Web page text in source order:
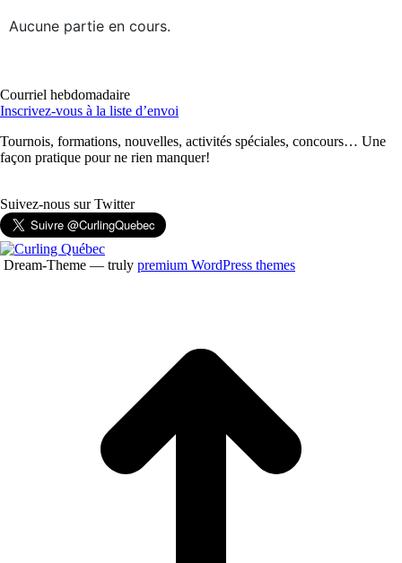
Aucune partie en cours.
Courriel hebdomadaire
Inscrivez-vous à la liste d’envoi
Tournois, formations, nouvelles, activités spéciales, concours… Une
façon pratique pour ne rien manquer!
Suivez-nous sur Twitter
Dream-Theme — truly premium WordPress themes